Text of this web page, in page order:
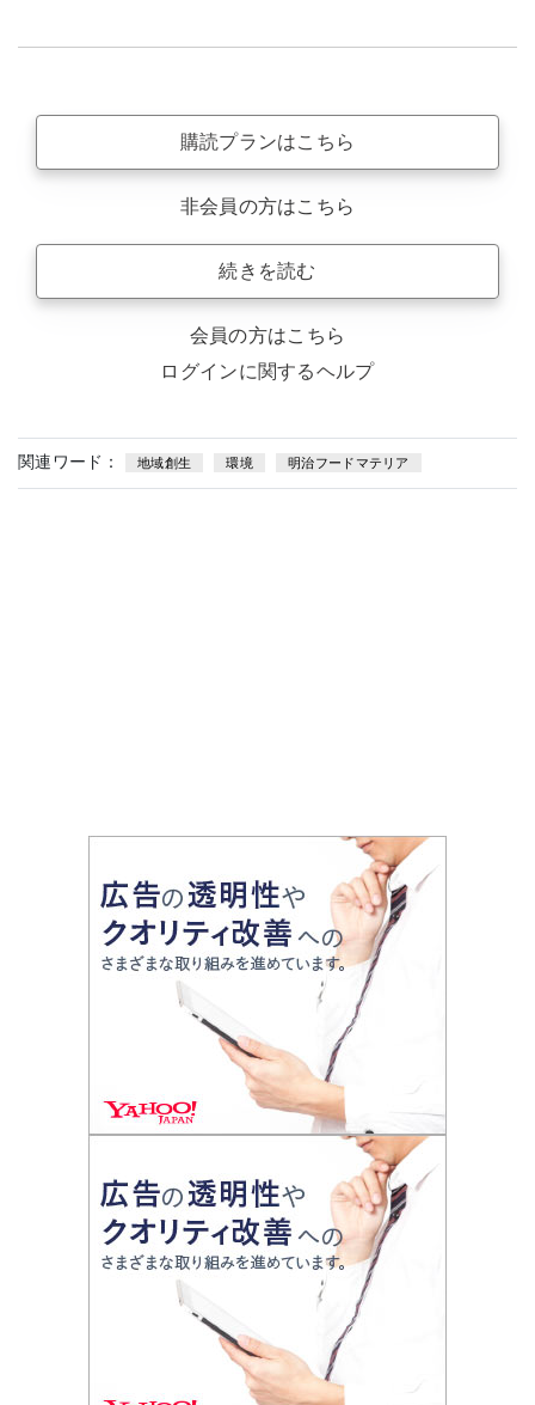
購読プランはこちら
非会員の方はこちら
続きを読む
会員の方はこちら
ログインに関するヘルプ
関連ワード： 地域創生 環境 明治フードマテリア